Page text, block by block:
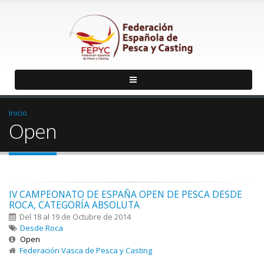
Inicio
Open
IV CAMPEONATO DE ESPAÑA OPEN DE PESCA DESDE
ROCA, CATEGORÍA ABSOLUTA
Del 18 al 19 de Octubre de 2014
Desde Roca
Open
Federación Vasca de Pesca y Casting